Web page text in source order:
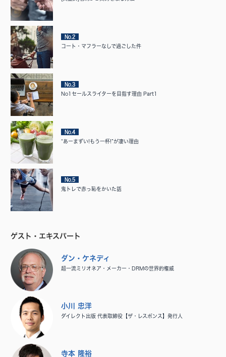
No.2
コート・マフラーなしで過ごした件
No.3
No1セールスライターを目指す理由 Part1
No.4
“あーまずい!もう一杯!”が凄い理由
No.5
鬼トレで赤っ恥をかいた話
ゲスト・エキスパート
ダン・ケネディ
超一流ミリオネア・メーカー・DRMの世界的権威
小川 忠洋
ダイレクト出版 代表取締役【ザ・レスポンス】発行人
寺本 隆裕